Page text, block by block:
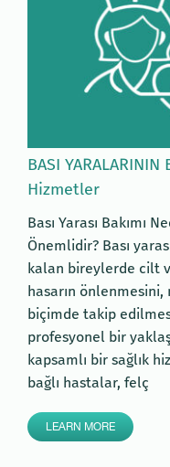
BASI YARALARININ
Hizmetler
Bası Yarası Bakımı
Önemlidir? Bası
kalan bireylerde cilt
hasarın
biçimde takip
profesyonel bir
kapsamlı bir sağlık
bağlı hastalar, felç
LEARN MORE